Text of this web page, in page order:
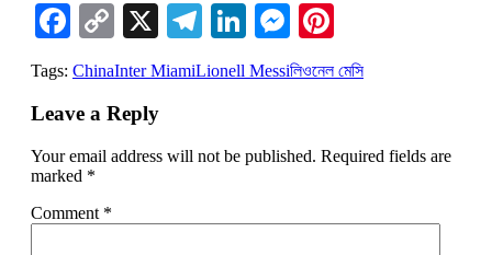
Facebook
Copy
Link
X Telegram
LinkedIn
Messenger
Tags: ChinaInter MiamiLionell Messiলিওনেল মেসি
Leave a Reply
Your email address will not be published. Required fields are
marked *
Comment *